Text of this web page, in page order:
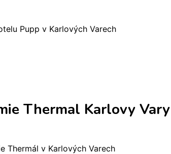
Pupp v Karlových Varech
Thermal Karlovy Vary
Thermál v Karlových Varech